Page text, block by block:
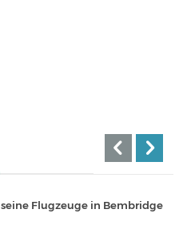
Flugzeuge in Bembridge